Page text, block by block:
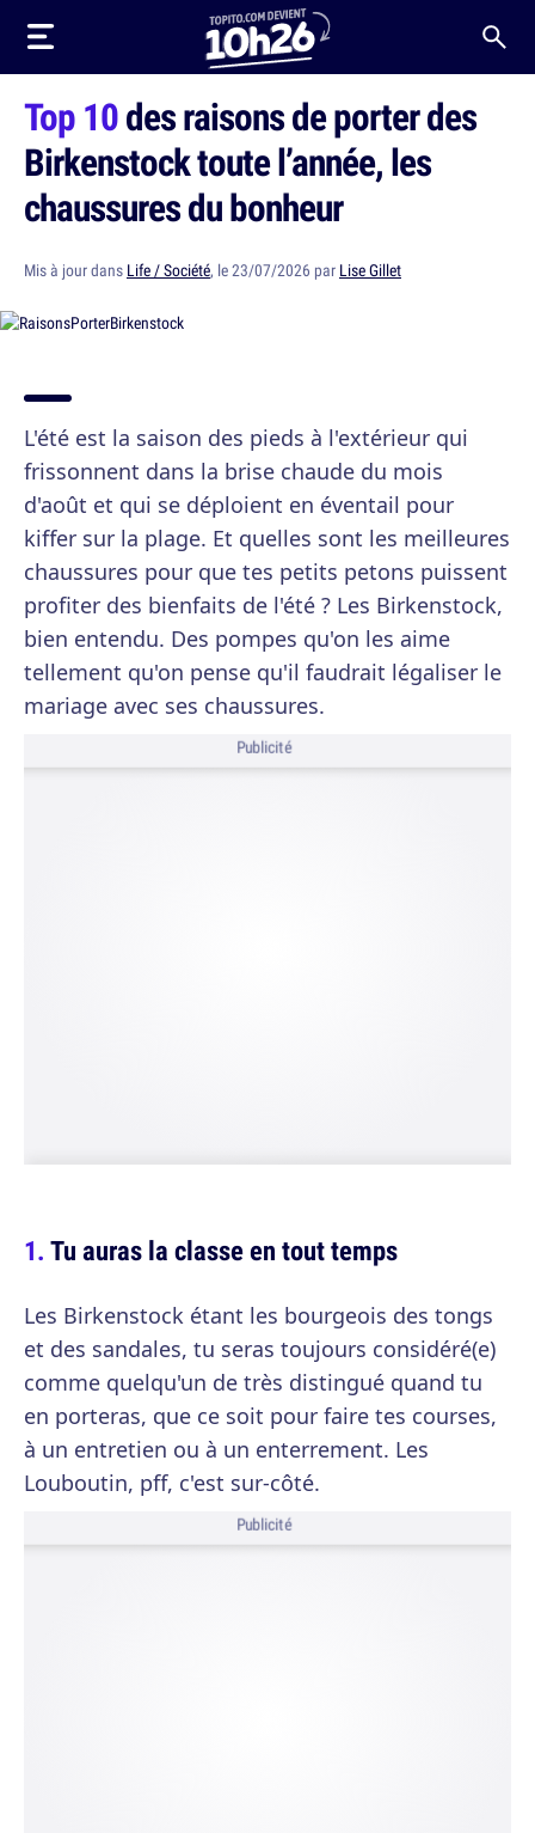
Top 10des raisons de porter des
Birkenstock toute l’année, les
chaussures du bonheur
Mis à jour dans Life / Société, le 23/07/2026 par Lise Gillet
L'été est la saison des pieds à l'extérieur qui
frissonnent dans la brise chaude du mois
d'août et qui se déploient en éventail pour
kiffer sur la plage. Et quelles sont les meilleures
chaussures pour que tes petits petons puissent
profiter des bienfaits de l'été ? Les Birkenstock,
bien entendu. Des pompes qu'on les aime
tellement qu'on pense qu'il faudrait légaliser le
mariage avec ses chaussures.
Publicité
Tu auras la classe en tout temps
Les Birkenstock étant les bourgeois des tongs
et des sandales, tu seras toujours considéré(e)
comme quelqu'un de très distingué quand tu
en porteras, que ce soit pour faire tes courses,
à un entretien ou à un enterrement. Les
Louboutin, pff, c'est sur-côté.
Publicité